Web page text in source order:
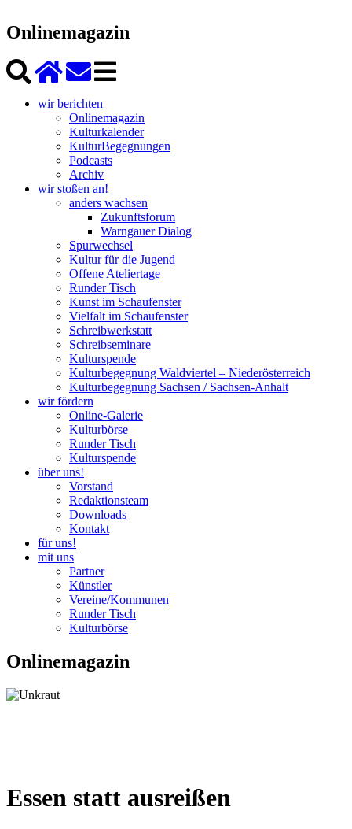
Onlinemagazin
wir berichten
Onlinemagazin
Kulturkalender
KulturBegegnungen
Podcasts
Archiv
wir stoßen an!
anders wachsen
Zukunftsforum
Warngauer Dialog
Spurwechsel
Kultur für die Jugend
Offene Ateliertage
Runder Tisch
Kunst im Schaufenster
Vielfalt im Schaufenster
Schreibwerkstatt
Schreibseminare
Kulturspende
Kulturbegegnung Waldviertel – Niederösterreich
Kulturbegegnung Sachsen / Sachsen-Anhalt
wir fördern
Online-Galerie
Kulturbörse
Runder Tisch
Kulturspende
über uns!
Vorstand
Redaktionsteam
Downloads
Kontakt
für uns!
mit uns
Partner
Künstler
Vereine/Kommunen
Runder Tisch
Kulturbörse
Onlinemagazin
Essen statt ausreißen